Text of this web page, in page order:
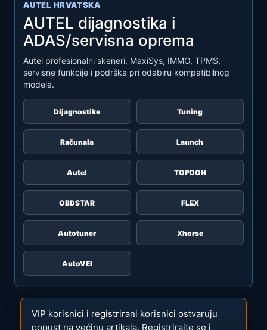
AUTEL HRVATSKA
AUTEL dijagnostika i
ADAS/servisna oprema
Autel profesionalni skeneri, MaxiSys, IMMO, TPMS,
servisne funkcije i podrška pri odabiru kompatibilnog
modela.
Dijagnostike Tuning
Računala Launch
Autel TOPDON
OBDSTAR FLEX
Autotuner Xhorse
AutoVEI
VIP korisnici i registrirani korisnici ostvaruju
popust na većinu artikala. Registrirajte se i